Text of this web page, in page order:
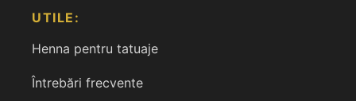
UTILE:
Henna pentru tatuaje
Întrebări frecvente